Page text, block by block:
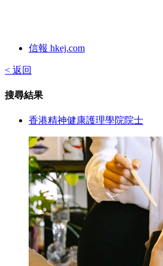
信報 hkej.com
< 返回
搜尋結果
香港精神健康護理學院院士